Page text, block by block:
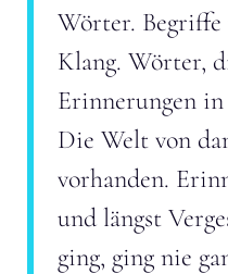
Wörter.
Klang. Wörter,
Erinnerungen
Die Welt von
vorhanden.
und längst
ging, ging nie